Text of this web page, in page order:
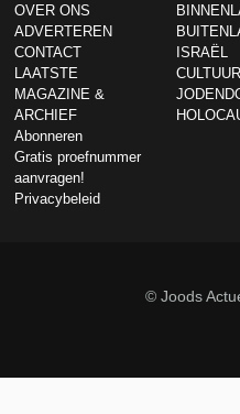
OVER ONS
ADVERTEREN
CONTACT
LAATSTE
MAGAZINE &
ARCHIEF
Abonneren
Gratis proefnummer
aanvragen!
Privacybeleid
ISRAËL
© Joods